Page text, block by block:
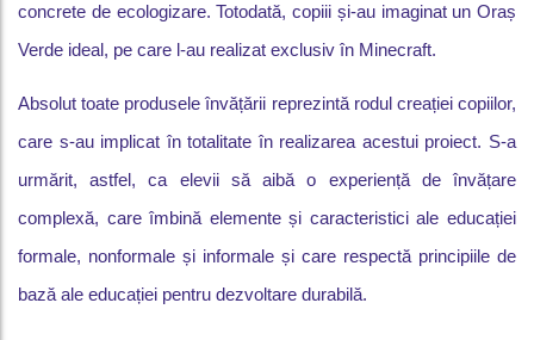
concrete de ecologizare. Totodată, copiii și-au imaginat un Oraș
Verde ideal, pe care l-au realizat exclusiv în Minecraft.
Absolut toate produsele învățării reprezintă rodul creației copiilor,
care s-au implicat în totalitate în realizarea acestui proiect. S-a
urmărit, astfel, ca elevii să aibă o experiență de învățare
complexă, care îmbină elemente și caracteristici ale educației
formale, nonformale și informale și care respectă principiile de
bază ale educației pentru dezvoltare durabilă.